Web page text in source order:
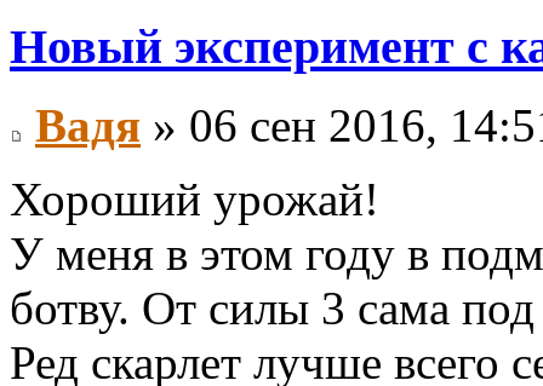
Новый эксперимент с
Вадя » 06 сен 2016,
Хороший урожай!
У меня в этом году в
ботву. От силы 3 сама
Ред скарлет лучше всего